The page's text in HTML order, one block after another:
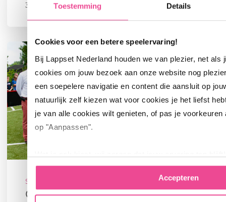
Toestemming Details
Cookies voor een betere speelervaring!
Bij Lappset Nederland houden we van plezier, net als
cookies om jouw bezoek aan onze website nog
een soepelere navigatie en content die aansluit op
natuurlijk zelf kiezen wat voor cookies je het liefst
je van alle cookies wilt genieten, of pas je voorkeuren
op "Aanpassen".
Accepteren
3 juni 2019
Sporten, Interactief
Gemeente Temse